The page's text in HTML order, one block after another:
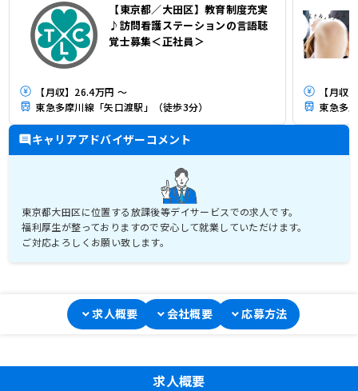
【東京都／大田区】教育制度充実
♪訪問看護ステーションの言語聴
覚士募集＜正社員＞
【月収】26.4万円 ～
東急多摩川線「矢口渡駅」（徒歩3分）
【月収
東急多
キャリアアドバイザーコメント
東京都大田区に位置する放課後等デイサービスでの求人です。
福利厚生が整っておりますので安心して就業していただけます。
ご対応よろしくお願い致します。
求人概要 会社概要 応募方法
求人概要